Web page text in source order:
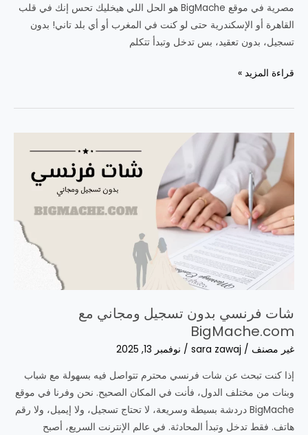
مصرية في موقع BigMache هو الحل اللي هيخليك تحس إنك في قلب
القاهرة أو الإسكندرية حتى لو كنت في المغرب أو أي بلد تاني! بدون
تسجيل، بدون تعقيد، بس تدخل وتبدأ تتكلم
شات
تعارف
مع
ناس
من
العالم
بدون
ومجانًا
قراءة المزيد »
شات فرنسي بدون تسجيل ومجاني مع
BigMache.com
غير مصنف /
sara zawaj
/ نوفمبر 13, 2025
إذا كنت تبحث عن شات فرنسي محترم تتواصل فيه بسهولة مع شباب
وبنات من مختلف الدول، فأنت في المكان الصحيح. نحن وفرنا في موقع
BigMache دردشة بسيطة وسريعة، لا تحتاج تسجيل، ولا إيميل، ولا رقم
هاتف. فقط تدخل وتبدأ المحادثة. في عالم الإنترنت السريع، أصبح